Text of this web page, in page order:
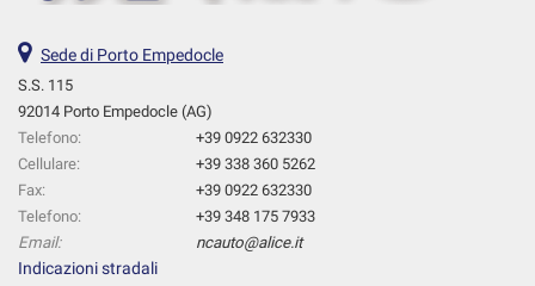
Sede di Porto Empedocle
S.S. 115
92014 Porto Empedocle (AG)
Telefono:
+39 0922 632330
Cellulare:
+39 338 360 5262
Fax:
+39 0922 632330
Telefono:
+39 348 175 7933
Email:
ncauto@alice.it
Indicazioni stradali